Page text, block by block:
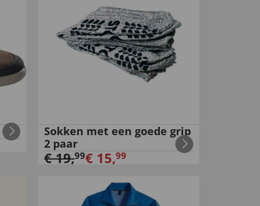
Sokken met een goede grip
2 paar
€19,99€ 15,99